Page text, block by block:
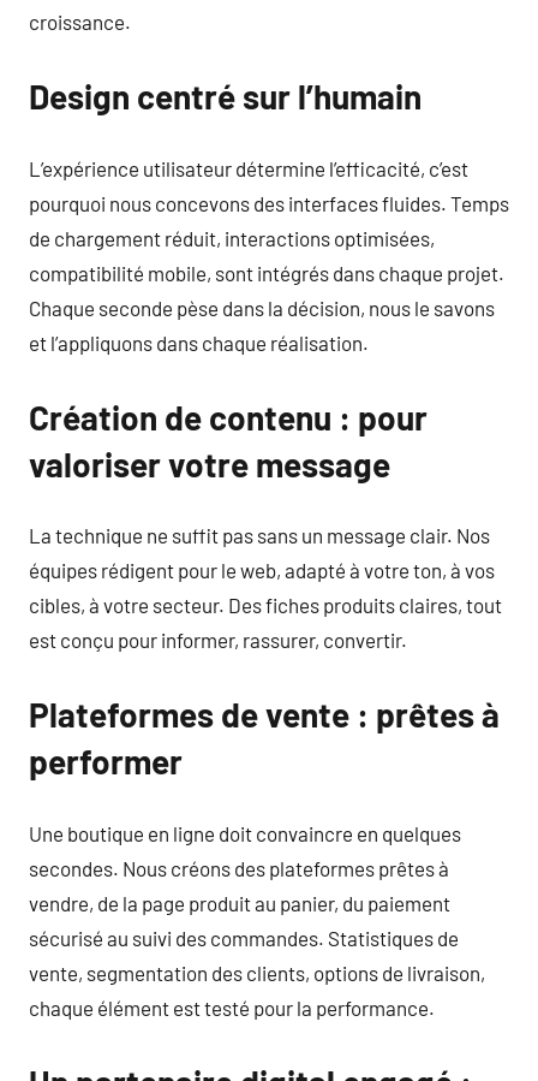
croissance.
Design centré sur l’humain
L’expérience utilisateur détermine l’efficacité, c’est
pourquoi nous concevons des interfaces fluides. Temps
de chargement réduit, interactions optimisées,
compatibilité mobile, sont intégrés dans chaque projet.
Chaque seconde pèse dans la décision, nous le savons
et l’appliquons dans chaque réalisation.
Création de contenu : pour
valoriser votre message
La technique ne suffit pas sans un message clair. Nos
équipes rédigent pour le web, adapté à votre ton, à vos
cibles, à votre secteur. Des fiches produits claires, tout
est conçu pour informer, rassurer, convertir.
Plateformes de vente : prêtes à
performer
Une boutique en ligne doit convaincre en quelques
secondes. Nous créons des plateformes prêtes à
vendre, de la page produit au panier, du paiement
sécurisé au suivi des commandes. Statistiques de
vente, segmentation des clients, options de livraison,
chaque élément est testé pour la performance.